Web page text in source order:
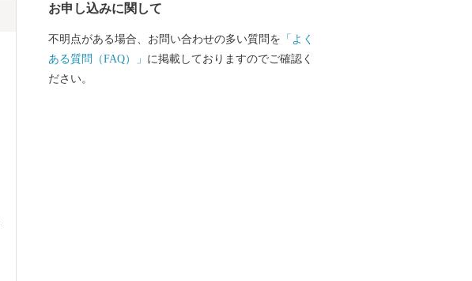
お申し込みに関して
不明点がある場合、お問い合わせの多い質問を 「よく
ある質問（FAQ）」 に掲載しておりますのでご確認く
ださい。